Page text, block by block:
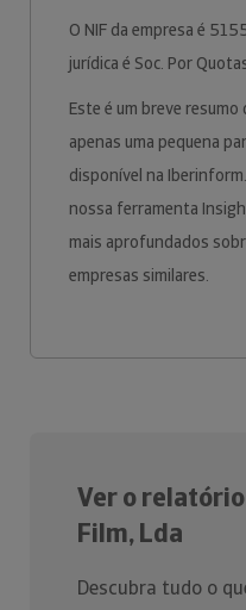
O NIF da empresa é
jurídica é Soc. Por
Este é um breve
apenas uma pequena
disponível na
nossa ferramenta
mais aprofundados
empresas similares.
Ver o
Film, Lda
Descubra tudo o